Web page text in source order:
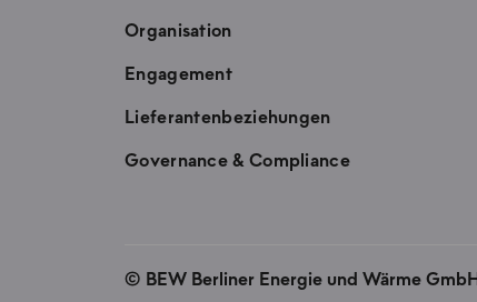
Organisation
Engagement
Lieferantenbeziehungen
Governance & Compliance
© BEW Berliner Energie und Wärme